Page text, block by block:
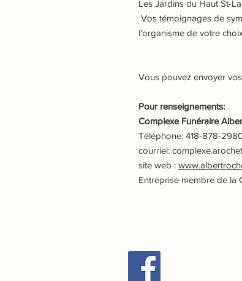
Les Jardins du Haut St-
Vos témoignages de
l’organisme de votre
Vous pouvez envoyer
Pour renseignements:
Complexe Funéraire
Téléphone: 418-878-
courriel:
site web :
Entreprise membre de la